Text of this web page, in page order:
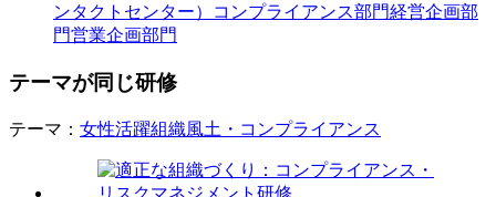
ンタクトセンター）
コンプライアンス部門経営企画部
門営業企画部門
テーマが同じ研修
テーマ： 女性活躍組織風土・コンプライアンス